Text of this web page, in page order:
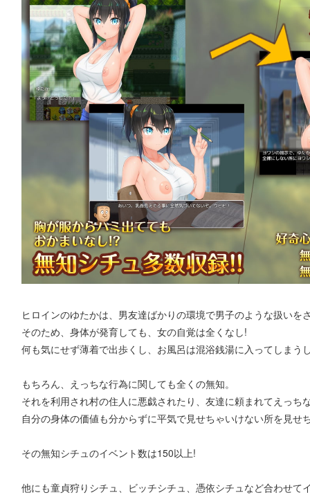
ヒロインのゆたかは、男友達ばかりの環境で男子のような扱いを
そのため、身体が発育しても、女の自覚は全くなし!
何も気にせず薄着で出歩くし、お風呂は混浴銭湯に入ってしま
もちろん、えっちな行為に関しても全くの無知。
それを利用され村の住人に悪戯されたり、友達に頼まれてえっ
自分の身体の価値も分からずに平気で見せちゃいけない所を見せ
その無知シチュのイベント数は150以上!
他にも童貞狩りシチュ、ビッチシチュ、憑依シチュなど合わせて